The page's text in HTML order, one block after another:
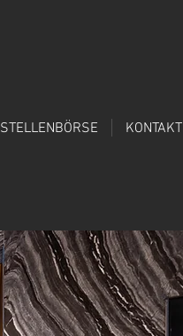
STELLENBÖRSE KONTAKT